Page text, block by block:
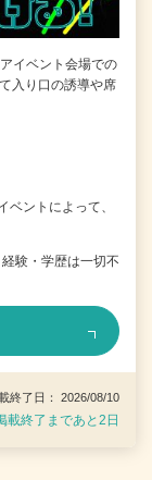
イベント会場での
入り口の誘導や席
ントによって、
験・学歴は一切不
了日： 2026/08/10
載終了まであと2日